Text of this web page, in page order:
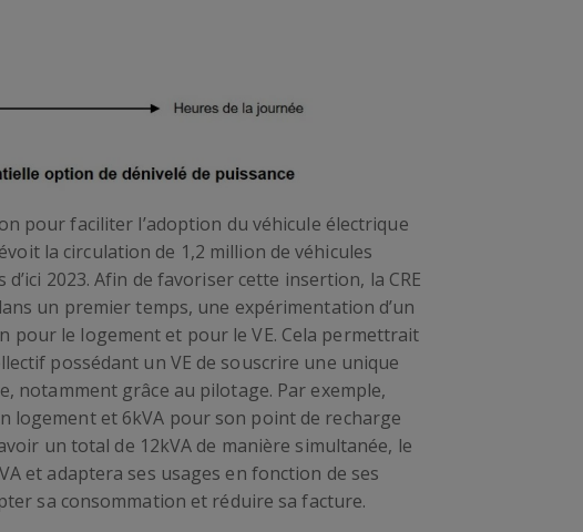
pour faciliter l’adoption du véhicule électrique
la circulation de 1,2 million de véhicules
2023. Afin de favoriser cette insertion, la CRE
un premier temps, une expérimentation d’un
pour le logement et pour le VE. Cela permettrait
possédant un VE de souscrire une unique
notamment grâce au pilotage. Par exemple,
logement et 6kVA pour son point de recharge
un total de 12kVA de manière simultanée, le
et adaptera ses usages en fonction de ses
sa consommation et réduire sa facture.